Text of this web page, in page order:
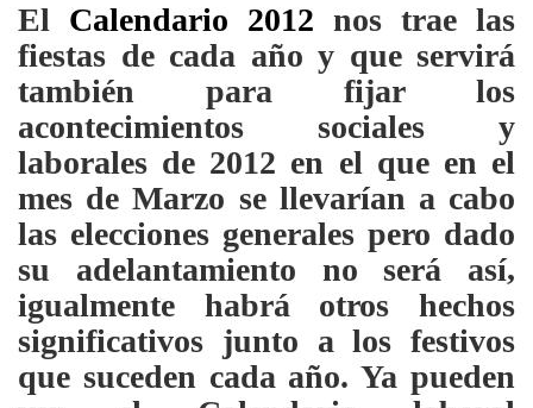
El Calendario 2012 nos trae las
fiestas de cada año y que servirá
también para fijar los
acontecimientos sociales y
laborales de 2012 en el que en el
mes de Marzo se llevarían a cabo
las elecciones generales pero dado
su adelantamiento no será así,
igualmente habrá otros hechos
significativos junto a los festivos
que suceden cada año. Ya pueden